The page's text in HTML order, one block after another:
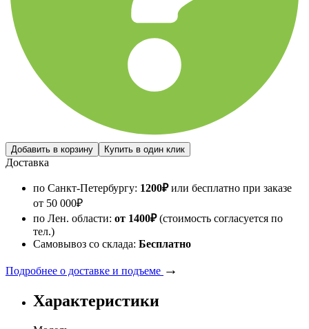
Доставка
по Санкт-Петербургу: 1200₽или бесплатно при заказе
от 50 000₽
по Лен. области: от 1400₽(стоимость согласуется по
тел.)
Самовывоз со склада: Бесплатно
Подробнее о доставке и подъеме →
Характеристики